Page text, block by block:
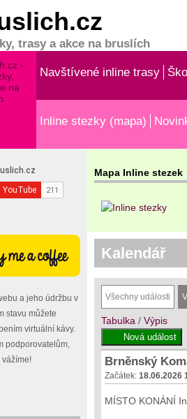
trasy a akce na bruslích
Navštívené inline trasy
Inline stezky (mapa)
a jeho údržbu v
stavu můžete
virtuální kávy.
podporovatelům,
vážíme!
Mapa Inline stezek
Kalendář
Všechny události
Tabulka / Výpis
Brněnský
Začátek: 18.06.2026
MÍSTO KONÁNÍ